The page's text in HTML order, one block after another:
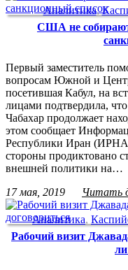
Аналитика,
США не
Первый заместитель
вопросам Южной и
посетившая Кабул, на
лицами подтвердила,
Чабахар продолжает
этом сообщает
Республики Иран
стороны продиктовано
внешней политики на…
17 мая, 2019
Читать
Аналитика,
Рабочий визит